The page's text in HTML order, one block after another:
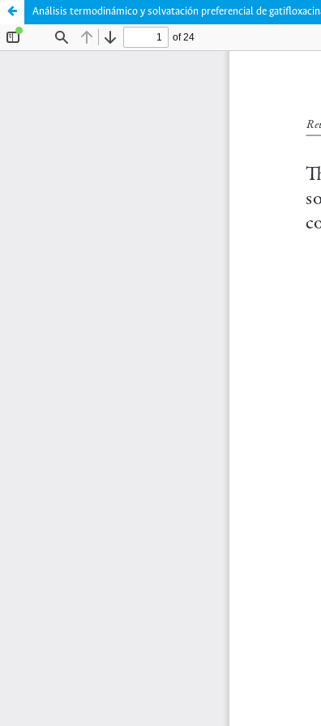
Análisis termodinámico y solvatación preferencial de